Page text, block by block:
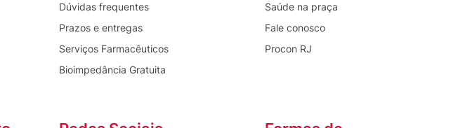
Dúvidas frequentes
Prazos e entregas
Serviços Farmacêuticos
Bioimpedância Gratuita
Saúde na praça
Fale conosco
Procon RJ